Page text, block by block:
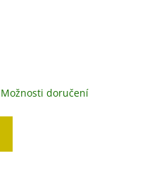
Možnosti doručení